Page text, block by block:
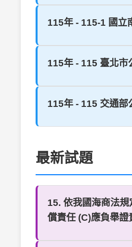
115年 - 115-1 國立
115年 - 115 臺北市
115年 - 115 交通部
最新試題
15. 依我國海商法
償責任 (C)應負舉